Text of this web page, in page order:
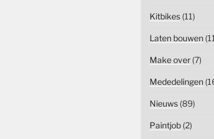
Kitbikes(11)
Laten bouwen
Make over(7)
Mededelingen
Nieuws(89)
Paintjob(2)